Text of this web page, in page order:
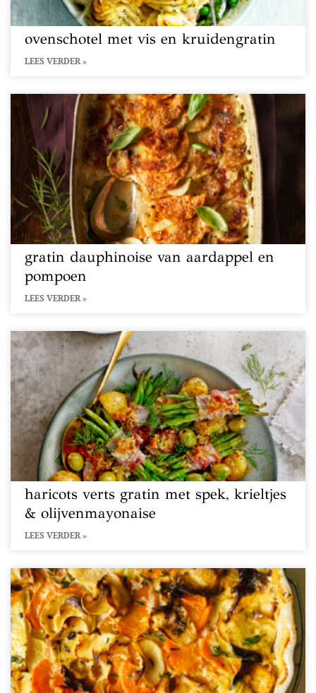
ovenschotel met vis en kruidengratin
LEES VERDER »
gratin dauphinoise van aardappel en
pompoen
LEES VERDER »
haricots verts gratin met spek, krieltjes
& olijvenmayonaise
LEES VERDER »